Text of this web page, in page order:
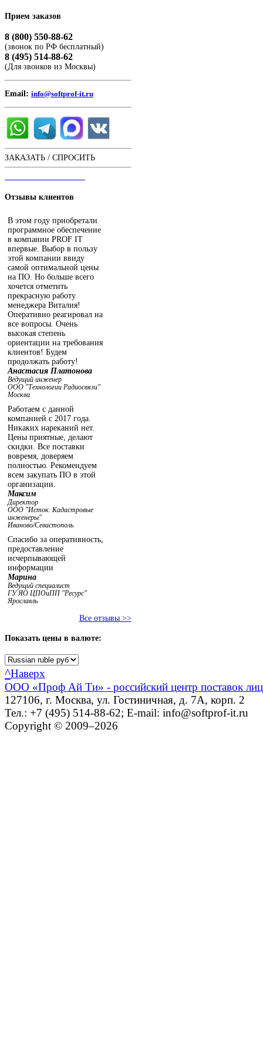
Прием заказов
8 (800) 550-88-62
(звонок по РФ бесплатный)
8 (495) 514-88-62
(Для звонков из Москвы)
Email: info@softprof-it.ru
ЗАКАЗАТЬ / СПРОСИТЬ
Отзывы клиентов
В этом году приобретали
программное обеспечение
в компании PROF IT
впервые. Выбор в пользу
этой компании ввиду
самой оптимальной цены
на ПО. Но больше всего
хочется отметить
прекрасную работу
менеджера Виталия!
Оперативно реагировал на
все вопросы. Очень
высокая степень
ориентации на требования
клиентов! Будем
продолжать работу!
Анастасия Платонова
Ведущий инженер
ООО "Технологии Радиосвязи"
Москва
Работаем с данной
компанией с 2017 года.
Никаких нареканий нет.
Цены приятные, делают
скидки. Все поставки
вовремя, доверяем
полностью. Рекомендуем
всем закупать ПО в этой
организации.
Максим
Директор
ООО "Исток. Кадастровые
инженеры"
Иваново/Севастополь
Спасибо за оперативность,
предоставление
исчерпывающей
информации
Марина
Ведущий специалист
ГУ ЯО ЦПОиПП "Ресурс"
Ярославль
Все отзывы >>
Показать цены в валюте:
^Наверх
ООО «Проф Ай Ти» - российский центр поставок
127106, г. Москва, ул. Гостиничная, д. 7А, корп. 2
Тел.: +7 (495) 514-88-62; E-mail: info@softprof-it.ru
Copyright © 2009–2026